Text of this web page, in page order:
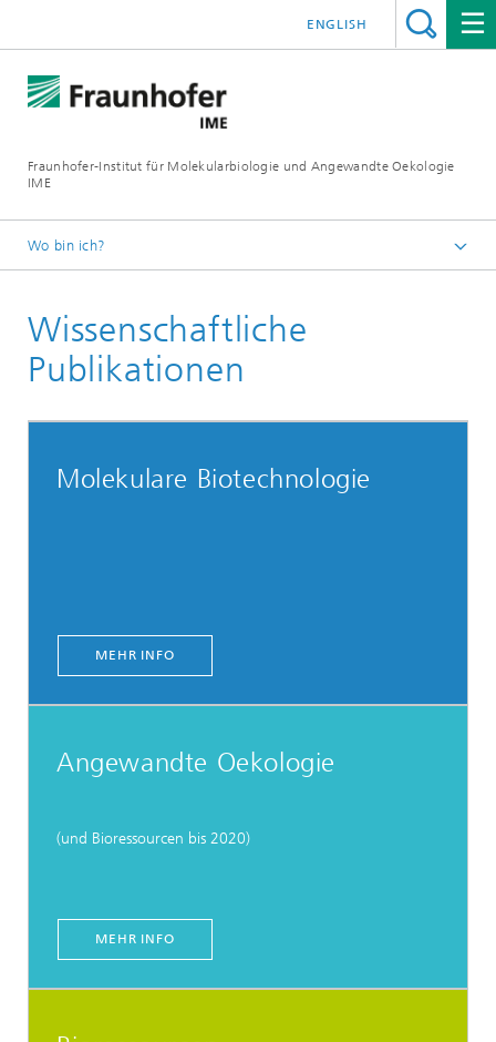
Fraunhofer-Institut für Molekularbiologie und Angewandte Oekologie
IME
ENGLISH
Wo bin ich?
Wissenschaftliche
Publikationen
Molekulare Biotechnologie
MEHR INFO
Angewandte Oekologie
(und Bioressourcen bis 2020)
MEHR INFO